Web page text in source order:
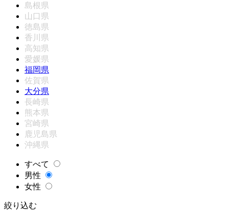
島根県
山口県
徳島県
香川県
高知県
愛媛県
福岡県
佐賀県
大分県
長崎県
熊本県
宮崎県
鹿児島県
沖縄県
すべて
男性
女性
絞り込む